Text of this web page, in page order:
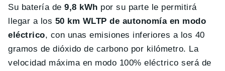
Su batería de9,8 kWh por su parte le permitirá
llegar a los 50 km WLTP de autonomía en modo
eléctrico, con unas emisiones inferiores a los 40
gramos de dióxido de carbono por kilómetro. La
velocidad máxima en modo 100% eléctrico será de